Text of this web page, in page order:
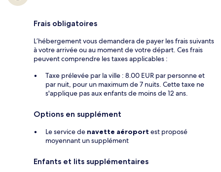
Frais obligatoires
L’hébergement vous demandera de payer les frais suivants
à votre arrivée ou au moment de votre départ. Ces frais
peuvent comprendre les taxes applicables :
Taxe prélevée par la ville : 8.00 EUR par personne et
par nuit, pour un maximum de 7 nuits. Cette taxe ne
s'applique pas aux enfants de moins de 12 ans.
Options en supplément
Le service de navette aéroport est proposé
moyennant un supplément
Enfants et lits supplémentaires